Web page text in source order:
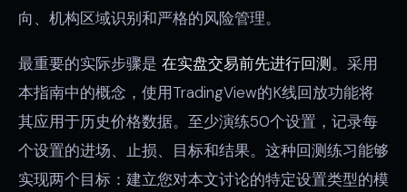
向、机构区域识别和严格的风险管理。
最重要的实际步骤是 在实盘交易前先进行回测。采用
本指南中的概念，使用TradingView的K线回放功能将
其应用于历史价格数据。至少演练50个设置，记录每
个设置的进场、止损、目标和结果。这种回测练习能够
实现两个目标：建立您对本文讨论的特定设置类型的模